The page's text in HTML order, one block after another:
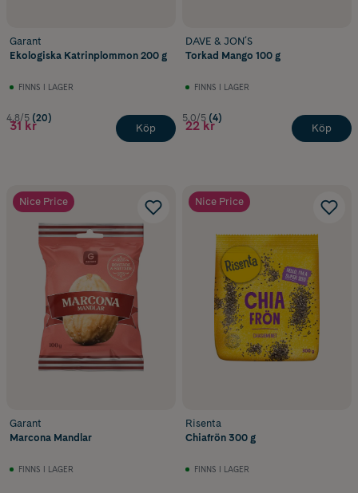
Garant
Ekologiska Katrinplommon 200 g
FINNS I LAGER
4.8/5 (20)
31 kr Köp
DAVE & JON´S
Torkad Mango 100 g
FINNS I LAGER
5.0/5 (4)
22 kr Köp
Nice Price
Garant
Marcona Mandlar
FINNS I LAGER
Nice Price
Risenta
Chiafrön 300 g
FINNS I LAGER